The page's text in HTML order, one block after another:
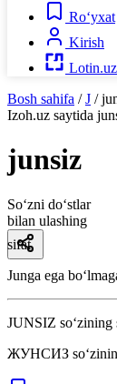
Ro‘yxat
Kirish
Lotin.uz
Bosh sahifa / J /
Izoh.uz saytida
junsiz
So‘zni do‘stlar
bilan ulashing
sifat
Junga ega
JUNSIZ
ЖУНСИЗ